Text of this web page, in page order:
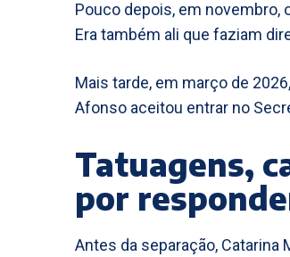
Pouco depois, em novembro,
Era também ali que faziam
Mais tarde, em março de
Afonso aceitou entrar no
Tatuagens,
por
Antes da separação, Catarina